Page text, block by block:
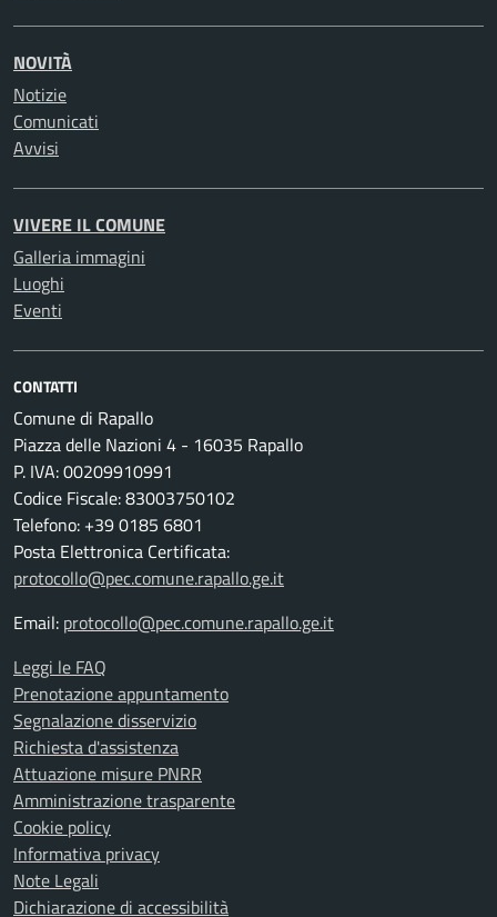
NOVITÀ
Notizie
Comunicati
Avvisi
VIVERE IL COMUNE
Galleria immagini
Luoghi
Eventi
CONTATTI
Comune di Rapallo
Piazza delle Nazioni 4 - 16035 Rapallo
P. IVA: 00209910991
Codice Fiscale: 83003750102
Telefono: +39 0185 6801
Posta Elettronica Certificata:
protocollo@pec.comune.rapallo.ge.it
Email: protocollo@pec.comune.rapallo.ge.it
Leggi le FAQ
Prenotazione appuntamento
Segnalazione disservizio
Richiesta d'assistenza
Attuazione misure PNRR
Amministrazione trasparente
Cookie policy
Informativa privacy
Note Legali
Dichiarazione di accessibilità